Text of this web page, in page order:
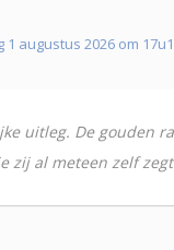
1 augustus 2026 om
uitleg. De gouden
zij al meteen zelf